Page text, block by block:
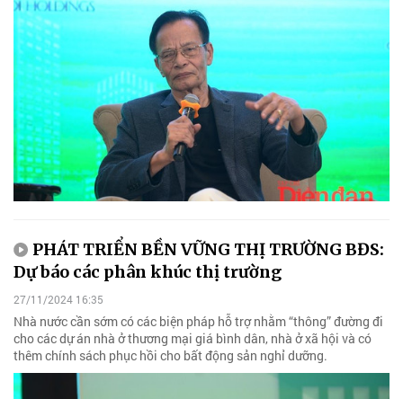
PHÁT TRIỂN BỀN VỮNG THỊ TRƯỜNG BĐS:
Dự báo các phân khúc thị trường
27/11/2024 16:35
Nhà nước cần sớm có các biện pháp hỗ trợ nhằm “thông” đường đi
cho các dự án nhà ở thương mại giá bình dân, nhà ở xã hội và có
thêm chính sách phục hồi cho bất động sản nghỉ dưỡng.